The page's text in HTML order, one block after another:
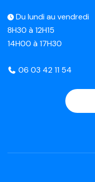
Du lundi au vendredi
8H30 à 12H15
14H00 à 17H30
06 03 42 11 54